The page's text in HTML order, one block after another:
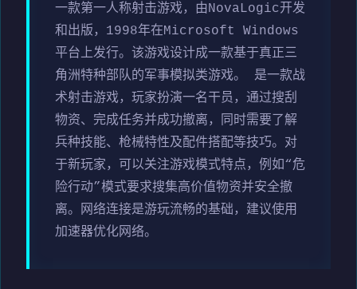
一款第一人称射击游戏，由NovaLogic开发
和出版，1998年在Microsoft Windows
平台上发行。该游戏设计成一款基于真正三
角洲特种部队的军事模拟类游戏。 是一款战
术射击游戏，玩家扮演一名干员，通过搜刮
物资、完成任务并成功撤离，同时需要了解
兵种技能、枪械特性及配件搭配等技巧。对
于新玩家，可以关注游戏模式特点，例如“危
险行动”模式要求搜集高价值物资并安全撤
离。网络连接是游玩流畅的基础，建议使用
加速器优化网络。